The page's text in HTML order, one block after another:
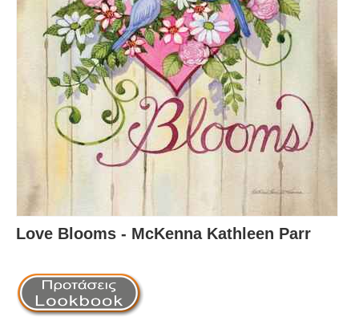
Love Blooms - McKenna Kathleen Parr